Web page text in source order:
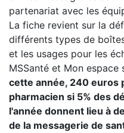
partenariat avec les
La fiche revient sur la
différents types de
et les usages pour les
MSSanté et Mon espace
cette année, 240 euros
pharmacien si 5% des
l'année donnent lieu à
de la messagerie de